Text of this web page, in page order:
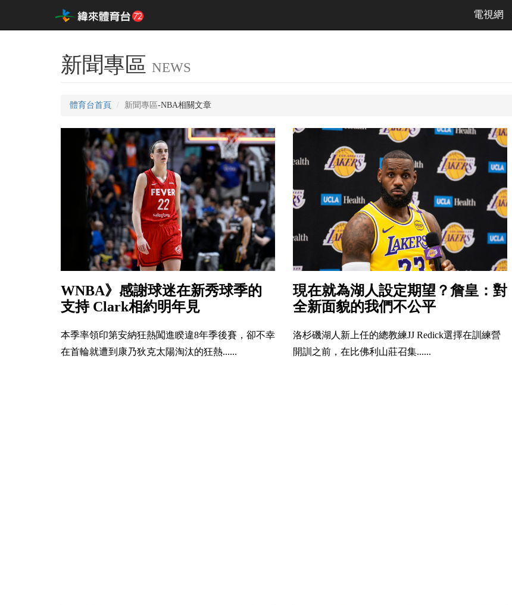
電視網
新聞專區 NEWS
體育台首頁 新聞專區-NBA相關文章
WNBA》感謝球迷在新秀球季的
支持 Clark相約明年見
本季率領印第安納狂熱闖進睽違8年季後賽，卻不幸
在首輪就遭到康乃狄克太陽淘汰的狂熱......
現在就為湖人設定期望？詹皇：對
全新面貌的我們不公平
洛杉磯湖人新上任的總教練JJ Redick選擇在訓練營
開訓之前，在比佛利山莊召集......